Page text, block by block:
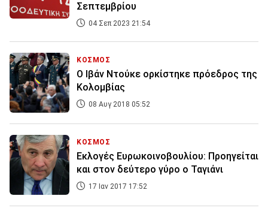
Σεπτεμβρίου
04 Σεπ 2023 21:54
ΚΟΣΜΟΣ
Ο Ιβάν Ντούκε ορκίστηκε πρόεδρος της
Κολομβίας
08 Αυγ 2018 05:52
ΚΟΣΜΟΣ
Εκλογές Ευρωκοινοβουλίου: Πρoηγείται
και στον δεύτερο γύρο ο Ταγιάνι
17 Ιαν 2017 17:52